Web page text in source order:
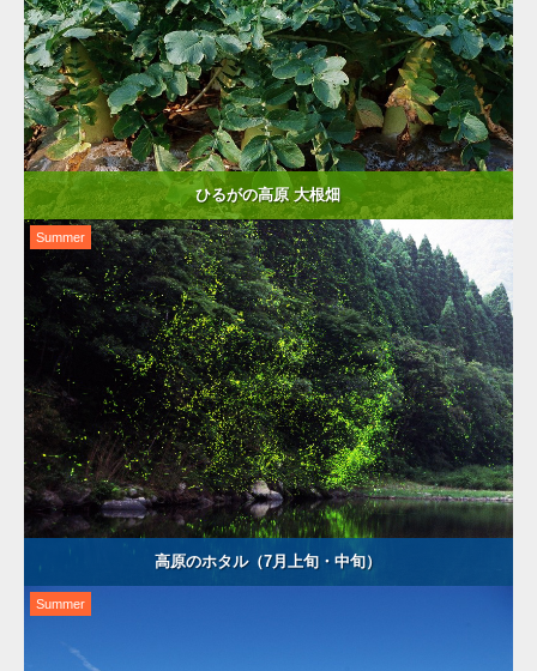
ひるがの高原 大根畑
Summer
高原のホタル（7月上旬・中旬）
Summer